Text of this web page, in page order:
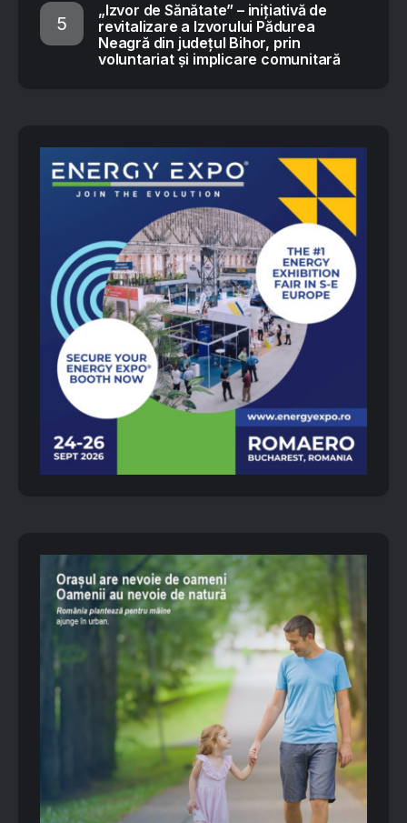
„Izvor de Sănătate” – inițiativă de
revitalizare a Izvorului Pădurea
Neagră din județul Bihor, prin
voluntariat și implicare comunitară